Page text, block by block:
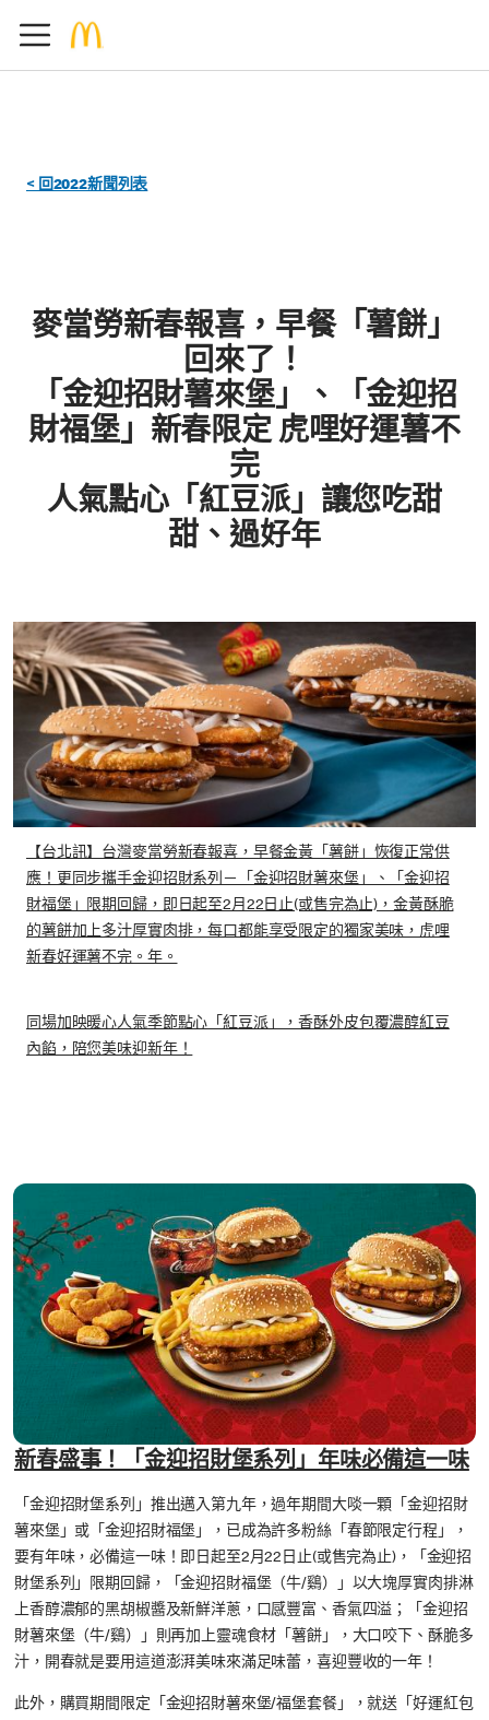
< 回2022新聞列表
麥當勞新春報喜，早餐「薯餅」
回來了！
「金迎招財薯來堡」、「金迎招
財福堡」新春限定 虎哩好運薯不
完
人氣點心「紅豆派」讓您吃甜
甜、過好年
【台北訊】台灣麥當勞新春報喜，早餐金黃「薯餅」恢復正常供
應！更同步攜手金迎招財系列－「金迎招財薯來堡」、「金迎招
財福堡」限期回歸，即日起至2月22日止(或售完為止)，金黃酥脆
的薯餅加上多汁厚實肉排，每口都能享受限定的獨家美味，虎哩
新春好運薯不完。年。
同場加映暖心人氣季節點心「紅豆派」，香酥外皮包覆濃醇紅豆
內餡，陪您美味迎新年！
新春盛事！「金迎招財堡系列」年味必備這一味
「金迎招財堡系列」推出邁入第九年，過年期間大啖一顆「金迎招財
薯來堡」或「金迎招財福堡」，已成為許多粉絲「春節限定行程」，
要有年味，必備這一味！即日起至2月22日止(或售完為止)，「金迎招
財堡系列」限期回歸，「金迎招財福堡（牛/鷄）」以大塊厚實肉排淋
上香醇濃郁的黑胡椒醬及新鮮洋蔥，口感豐富、香氣四溢；「金迎招
財薯來堡（牛/鷄）」則再加上靈魂食材「薯餅」，大口咬下、酥脆多
汁，開春就是要用這道澎湃美味來滿足味蕾，喜迎豐收的一年！
此外，購買期間限定「金迎招財薯來堡/福堡套餐」，就送「好運紅包